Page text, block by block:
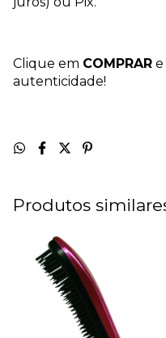
Clique em COMPRAR e
autenticidade!
Produtos